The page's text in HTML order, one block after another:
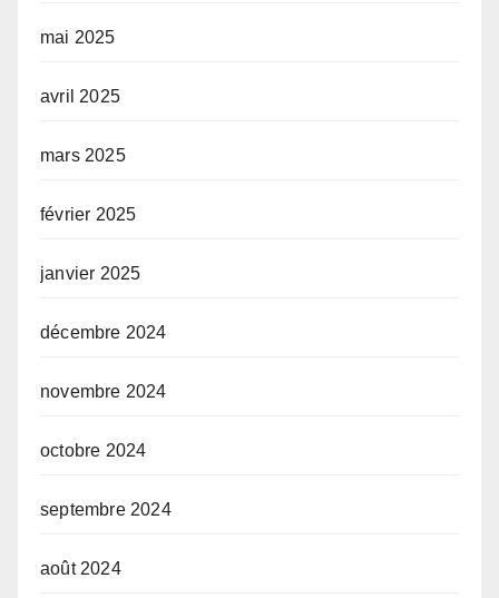
mai 2025
avril 2025
mars 2025
février 2025
janvier 2025
décembre 2024
novembre 2024
octobre 2024
septembre 2024
août 2024